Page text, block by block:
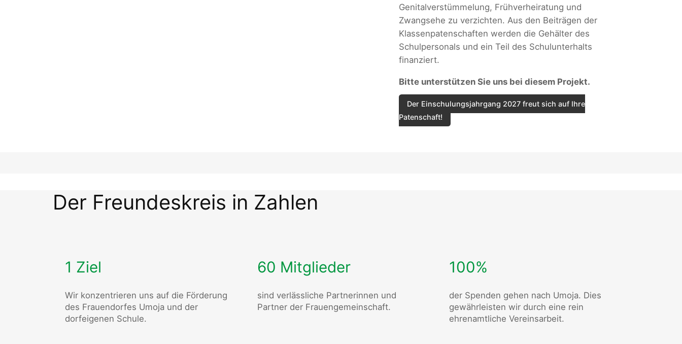
Genitalverstümmelung, Frühverheiratung und
Zwangsehe zu verzichten. Aus den Beiträgen der
Klassenpatenschaften werden die Gehälter des
Schulpersonals und ein Teil des Schulunterhalts
finanziert.
Bitte unterstützen Sie uns bei diesem Projekt.
Der Einschulungsjahrgang 2027 freut sich auf Ihre
Patenschaft!
Der Freundeskreis in Zahlen
1 Ziel
Wir konzentrieren uns auf die Förderung
des Frauendorfes Umoja und der
dorfeigenen Schule.
60 Mitglieder
sind verlässliche Partnerinnen und
Partner der Frauengemeinschaft.
100%
der Spenden gehen nach Umoja. Dies
gewährleisten wir durch eine rein
ehrenamtliche Vereinsarbeit.